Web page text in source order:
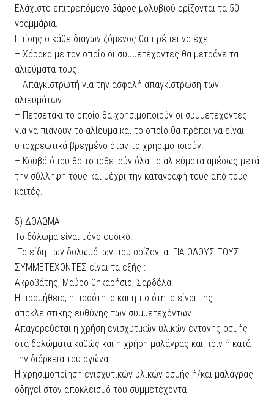
Ελάχιστο επιτρεπόμενο βάρος μολυβιού ορίζονται τα 50
γραμμάρια.
Επίσης ο κάθε διαγωνιζόμενος θα πρέπει να έχει:
– Χάρακα με τον οποίο οι συμμετέχοντες θα μετράνε τα
αλιεύματα τους.
– Απαγκιστρωτή για την ασφαλή απαγκίστρωση των
αλιευμάτων
– Πετσετάκι το οποίο θα χρησιμοποιούν οι συμμετέχοντες
για να πιάνουν το αλίευμα και το οποίο θα πρέπει να είναι
υποχρεωτικά βρεγμένο όταν το χρησιμοποιούν.
– Κουβά όπου θα τοποθετούν όλα τα αλιεύματα αμέσως μετά
την σύλληψη τους και μέχρι την καταγραφή τους από τους
κριτές.
5) ΔΟΛΩΜΑ
Το δόλωμα είναι μόνο φυσικό.
Τα είδη των δολωμάτων που ορίζονται ΓΙΑ ΟΛΟΥΣ ΤΟΥΣ
ΣΥΜΜΕΤΕΧΟΝΤΕΣ είναι τα εξής :
Ακροβάτης, Μαύρο θηκαρήσιο, Σαρδέλα.
Η προμήθεια, η ποσότητα και η ποιότητα είναι της
αποκλειστικής ευθύνης των συμμετεχόντων.
Απαγορεύεται η χρήση ενισχυτικών υλικών έντονης οσμής
στα δολώματα καθώς και η χρήση μαλάγρας και πριν ή κατά
την διάρκεια του αγώνα.
Η χρησιμοποίηση ενισχυτικών υλικών οσμής ή/και μαλάγρας
οδηγεί στον αποκλεισμό του συμμετέχοντα